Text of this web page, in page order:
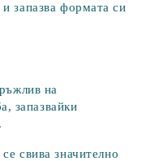
запазва формата си
на
запазвайки
свива значително